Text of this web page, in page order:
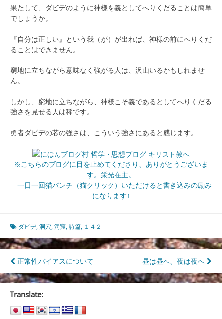
果たして、ダビデのように神様を義としてへりくだることは簡単
でしょうか。
『自分は正しい』という我（が）が出れば、神様の前にへりくだ
ることはできません。
窮地に立ちながら意味なく強がる人は、沢山いるかもしれませ
ん。
しかし、窮地に立ちながら、神様こそ義であるとしてへりくだる
強さを見せる人は稀です。
勇者ダビデの芯の強さは、こういう強さにあると感じます。
※こちらのブログに目を止めてくださり、ありがとうございま
す。栄光在主。
一日一回猫パンチ（猫クリック）いただけると書き込みの励み
になります↑
ダビデ,洞穴,洞窟,詩篇, １４２
投
稿
ナ
ビ
正常性バイアスについて 昼は昼へ、夜は夜へ
Translate: